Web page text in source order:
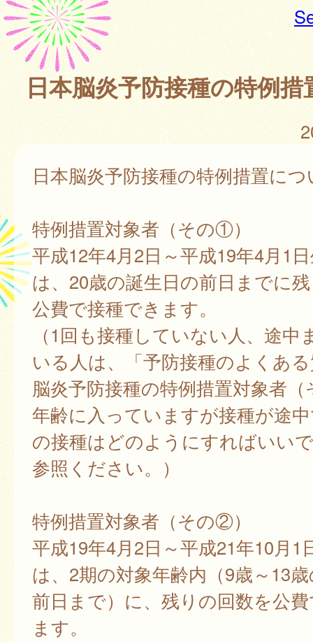
日本脳炎予防接種の特例
日本脳炎予防接種の特例措置に
特例措置対象者（その①）
平成12年4月2日～平成19年4月1
は、20歳の誕生日の前日までに
公費で接種できます。
（1回も接種していない人、途中
いる人は、「予防接種のよくあ
脳炎予防接種の特例措置対象者
年齢に入っていますが接種が途
の接種はどのようにすればいい
参照ください。）
特例措置対象者（その②）
平成19年4月2日～平成21年10月1
は、2期の対象年齢内（9歳～13
前日まで）に、残りの回数を公
ます。